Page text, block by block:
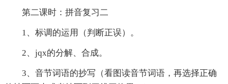
第二课时：拼音复习二
1、标调的运用（判断正误）。
2、jqx的分解、合成。
3、音节词语的抄写（看图读音节词语，再选择正确